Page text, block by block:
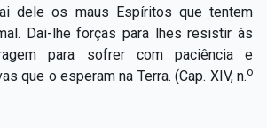
dele os maus Espíritos que tentem
Dai-lhe forças para lhes resistir às
para sofrer com paciência e
que o esperam na Terra. (Cap. XIV, n.o